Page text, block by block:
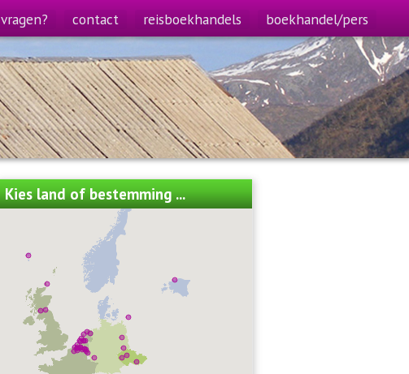
vragen? contact reisboekhandels boekhandel/pers
Kies land of bestemming ...